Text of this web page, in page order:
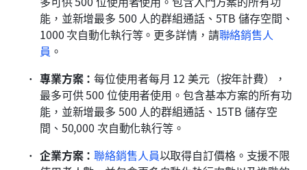
能，並新增最多 500 人的群組通話、5TB 儲存空間、
1000 次自動化執行等。更多詳情，請聯絡銷售人
員 。
專業方案：每位使用者每月 12 美元（按年計費），
最多可供 500 位使用者使用。包含基本方案的所有功
能，並新增最多 500 人的群組通話、15TB 儲存空
間、50,000 次自動化執行等。
企業方案：聯絡銷售人員以取得自訂價格。支援不限